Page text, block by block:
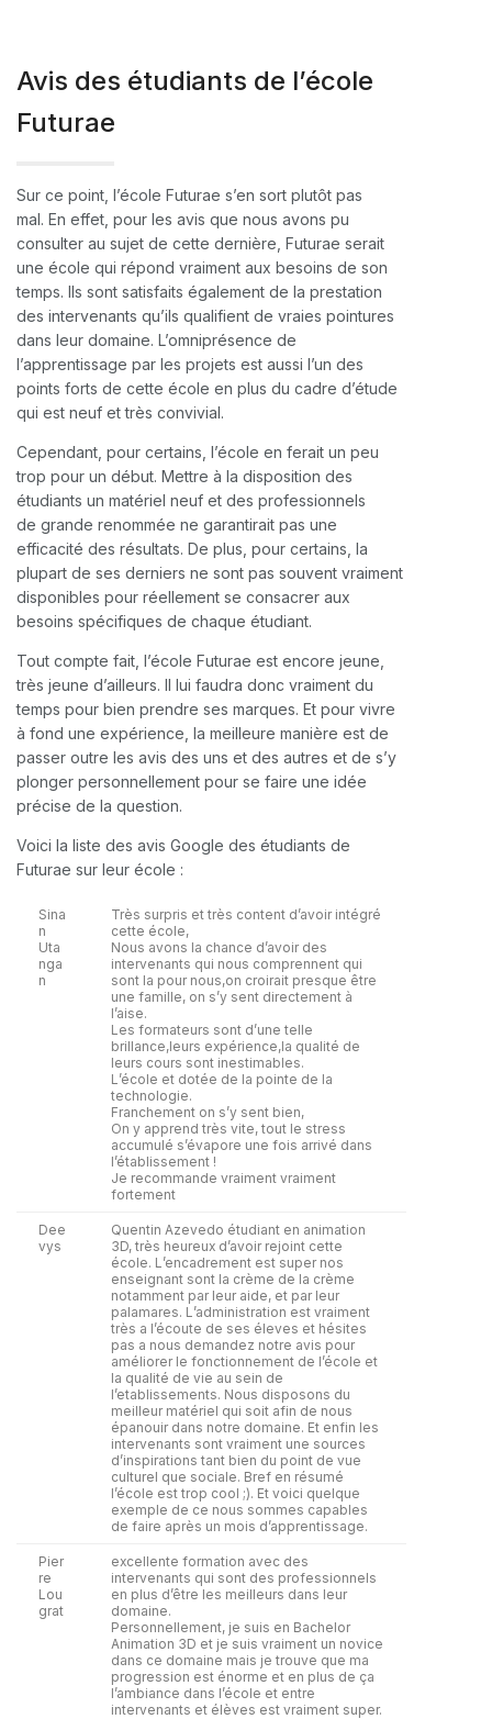
Avis des étudiants de l’école
Futurae
Sur ce point, l’école Futurae s’en sort plutôt pas
mal. En effet, pour les avis que nous avons pu
consulter au sujet de cette dernière, Futurae serait
une école qui répond vraiment aux besoins de son
temps. Ils sont satisfaits également de la prestation
des intervenants qu’ils qualifient de vraies pointures
dans leur domaine. L’omniprésence de
l’apprentissage par les projets est aussi l’un des
points forts de cette école en plus du cadre d’étude
qui est neuf et très convivial.
Cependant, pour certains, l’école en ferait un peu
trop pour un début. Mettre à la disposition des
étudiants un matériel neuf et des professionnels
de grande renommée ne garantirait pas une
efficacité des résultats. De plus, pour certains, la
plupart de ses derniers ne sont pas souvent vraiment
disponibles pour réellement se consacrer aux
besoins spécifiques de chaque étudiant.
Tout compte fait, l’école Futurae est encore jeune,
très jeune d’ailleurs. Il lui faudra donc vraiment du
temps pour bien prendre ses marques. Et pour vivre
à fond une expérience, la meilleure manière est de
passer outre les avis des uns et des autres et de s’y
plonger personnellement pour se faire une idée
précise de la question.
Voici la liste des avis Google des étudiants de
Futurae sur leur école :
Sina
n
Uta
nga
n
Très surpris et très content d’avoir intégré
cette école,
Nous avons la chance d’avoir des
intervenants qui nous comprennent qui
sont la pour nous,on croirait presque être
une famille, on s’y sent directement à
l’aise.
Les formateurs sont d’une telle
brillance,leurs expérience,la qualité de
leurs cours sont inestimables.
L’école et dotée de la pointe de la
technologie.
Franchement on s’y sent bien,
On y apprend très vite, tout le stress
accumulé s’évapore une fois arrivé dans
l’établissement !
Je recommande vraiment vraiment
fortement
Dee
vys
Quentin Azevedo étudiant en animation
3D, très heureux d’avoir rejoint cette
école. L’encadrement est super nos
enseignant sont la crème de la crème
notamment par leur aide, et par leur
palamares. L’administration est vraiment
très a l’écoute de ses éleves et hésites
pas a nous demandez notre avis pour
améliorer le fonctionnement de l’école et
la qualité de vie au sein de
l’etablissements. Nous disposons du
meilleur matériel qui soit afin de nous
épanouir dans notre domaine. Et enfin les
intervenants sont vraiment une sources
d’inspirations tant bien du point de vue
culturel que sociale. Bref en résumé
l’école est trop cool ;). Et voici quelque
exemple de ce nous sommes capables
de faire après un mois d’apprentissage.
Pier
re
Lou
grat
excellente formation avec des
intervenants qui sont des professionnels
en plus d’être les meilleurs dans leur
domaine.
Personnellement, je suis en Bachelor
Animation 3D et je suis vraiment un novice
dans ce domaine mais je trouve que ma
progression est énorme et en plus de ça
l’ambiance dans l’école et entre
intervenants et élèves est vraiment super.